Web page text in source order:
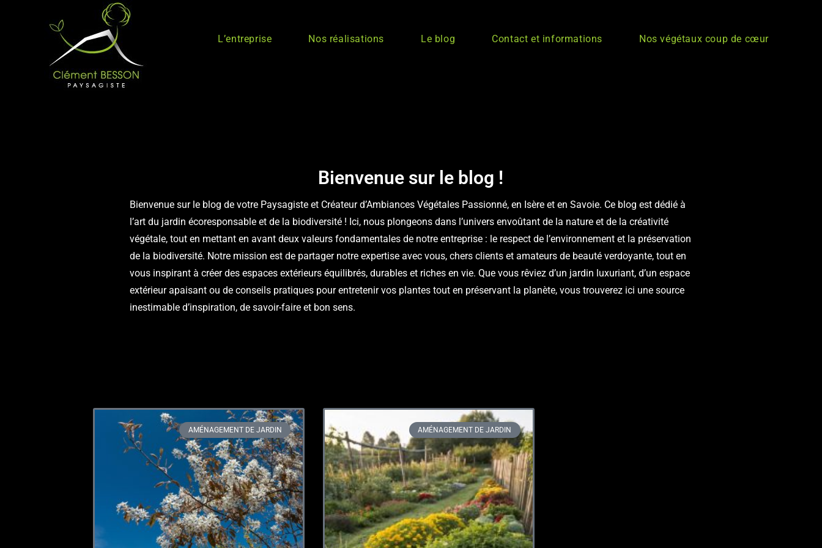
L’entreprise Nos réalisations Le blog Contact et informations Nos végétaux coup de cœur
Bienvenue sur le blog !
Bienvenue sur le blog de votre Paysagiste et Créateur d’Ambiances Végétales Passionné, en Isère et en Savoie. Ce blog est dédié à
l’art du jardin écoresponsable et de la biodiversité ! Ici, nous plongeons dans l’univers envoûtant de la nature et de la créativité
végétale, tout en mettant en avant deux valeurs fondamentales de notre entreprise : le respect de l’environnement et la préservation
de la biodiversité. Notre mission est de partager notre expertise avec vous, chers clients et amateurs de beauté verdoyante, tout en
vous inspirant à créer des espaces extérieurs équilibrés, durables et riches en vie. Que vous rêviez d’un jardin luxuriant, d’un espace
extérieur apaisant ou de conseils pratiques pour entretenir vos plantes tout en préservant la planète, vous trouverez ici une source
inestimable d’inspiration, de savoir-faire et bon sens.
AMÉNAGEMENT DE JARDIN AMÉNAGEMENT DE JARDIN